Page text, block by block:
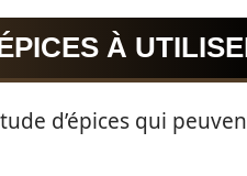
À
d’épices qui